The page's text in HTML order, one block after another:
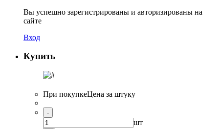
Вы успешно зарегистрированы и авторизированы на
сайте
Вход
Купить
При покупкеЦена за штуку
-
шт